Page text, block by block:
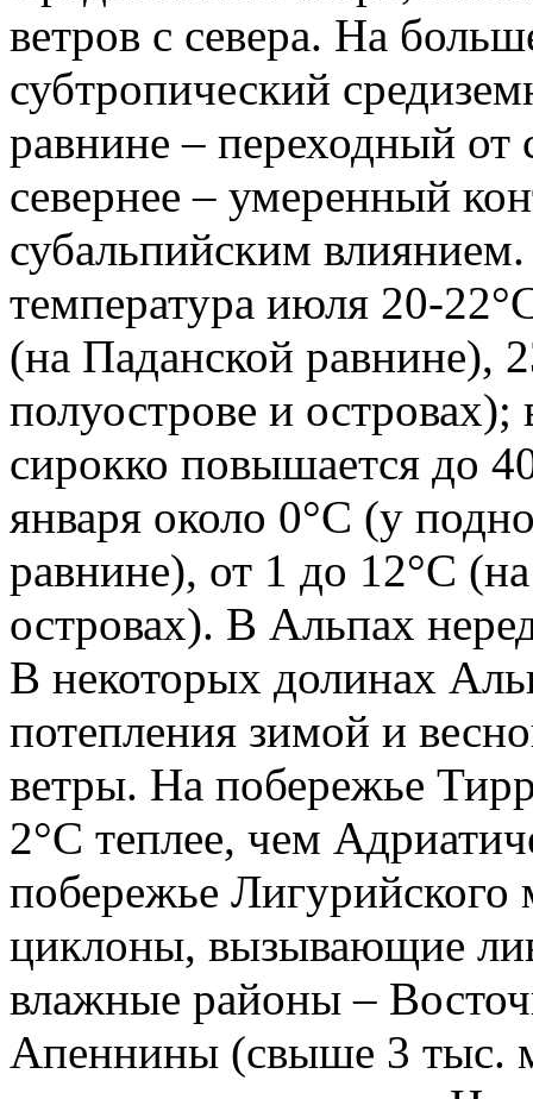
ветров с севера. На
субтропический
равнине – переходный от
севернее – умеренный
субальпийским
температура июля 20-
(на Паданской равнине),
полуострове и
сирокко повышается до
января около 0°С (у
равнине), от 1 до 12°С
островах). В Альпах
В некоторых долинах
потепления зимой и
ветры. На побережье
2°С теплее, чем
побережье
циклоны, вызывающие
влажные районы –
Апеннины (свыше 3 тыс.